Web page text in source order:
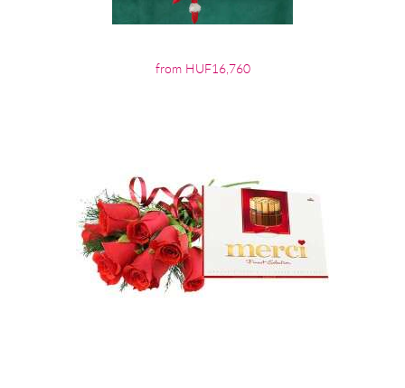
from HUF16,760